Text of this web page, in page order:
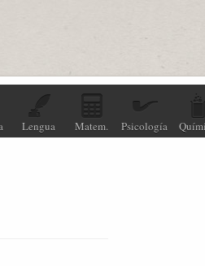
Lengua Matem. Psicología